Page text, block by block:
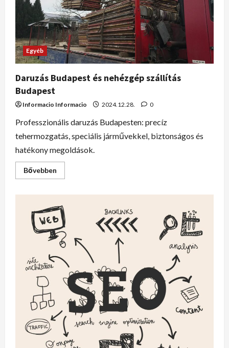
Egyéb
Daruzás Budapest és nehézgép szállítás
Budapest
Informacio Informacio 2024.12.28. 0
Professzionális daruzás Budapesten: precíz
tehermozgatás, speciális járművekkel, biztonságos és
hatékony megoldások.
Bővebben